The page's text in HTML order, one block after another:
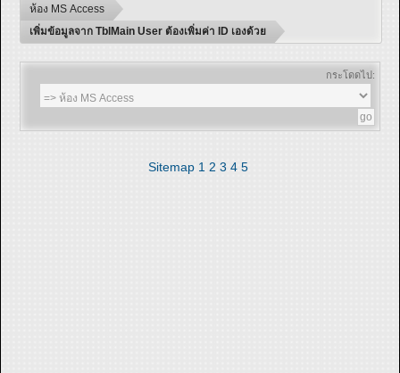
ห้อง MS Access
เพิ่มข้อมูลจาก TblMain User ต้องเพิ่มค่า ID เองด้วย
กระโดดไป:
Sitemap 1 2 3 4 5